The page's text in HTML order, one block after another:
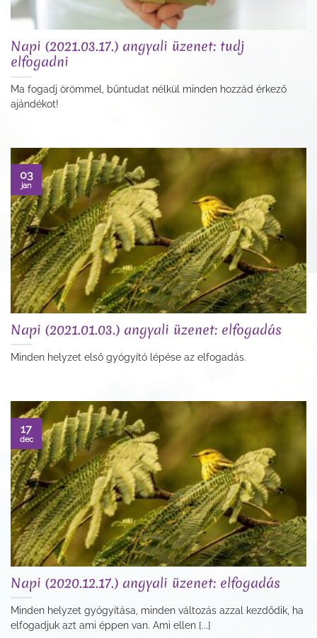
Napi (2021.03.17.) angyali üzenet: tudj
elfogadni
Ma fogadj örömmel, bűntudat nélkül minden hozzád érkező
ajándékot!
Napi (2021.01.03.) angyali üzenet: elfogadás
Minden helyzet első gyógyító lépése az elfogadás.
03
jan
Napi (2020.12.17.) angyali üzenet: elfogadás
Minden helyzet gyógyítása, minden változás azzal kezdődik, ha
elfogadjuk azt ami éppen van. Ami ellen [...]
17
dec